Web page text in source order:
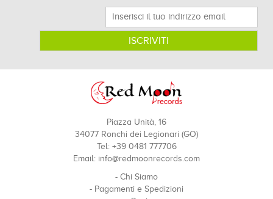
Piazza Unità, 16
34077 Ronchi dei Legionari (GO)
Tel: +39 0481 777706
Email: info@redmoonrecords.com
- Chi Siamo
- Pagamenti e Spedizioni